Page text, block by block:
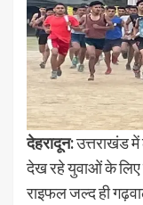
देहरादून:उत्तराखंड
देख रहे युवाओं के लिए
राइफल जल्द ही